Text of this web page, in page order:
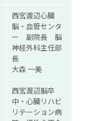
西宮渡辺心臓
脳・血管センタ
ー 副院長 脳
神経外科主任部
長
大森 一美
西宮渡辺脳卒
中・心臓リハビ
リテーション病